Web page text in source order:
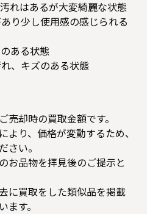
れはあるが大変綺麗な状態
り少し使用感の感じられる
ある状態
、キズのある状態
売却時の買取金額です。
より、価格が変動するため、
さい。
お品物を拝見後のご提示と
に買取をした類似品を掲載
ます。